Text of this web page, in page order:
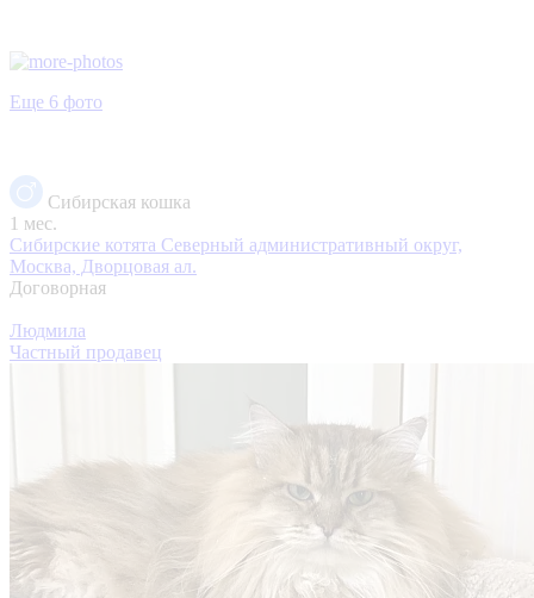
Еще 6 фото
Сибирская кошка
1 мес.
Сибирские котята Северный административный округ,
Москва, Дворцовая ал.
Договорная
Людмила
Частный продавец